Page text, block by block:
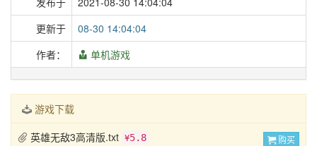
更新于
08-30 14:04:04
作者：
单机游戏
游戏下载
购买
英雄无敌3高清版.txt ¥5.8